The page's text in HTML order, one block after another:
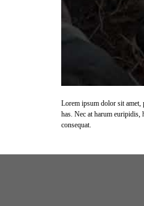
Lorem ipsum dolor sit amet,
has. Nec at harum
consequat.